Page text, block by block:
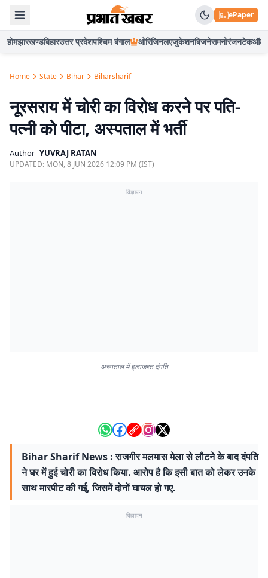
ePaper
होमझारखण्डबिहारउत्तर प्रदेशपश्चिम बंगाल ओरिजिनलएजुकेशनबिजनेसमनोरंजनटेकऑटो
Home State Bihar Biharsharif
नूरसराय में चोरी का विरोध करने पर पति-
पत्नी को पीटा, अस्पताल में भर्ती
Author YUVRAJ RATAN
UPDATED: MON, 8 JUN 2026 12:09 PM (IST)
विज्ञापन
अस्पताल में इलाजरत दंपति
Bihar Sharif News : राजगीर मलमास मेला से लौटने के बाद दंपति
ने घर में हुई चोरी का विरोध किया. आरोप है कि इसी बात को लेकर उनके
साथ मारपीट की गई, जिसमें दोनों घायल हो गए.
विज्ञापन